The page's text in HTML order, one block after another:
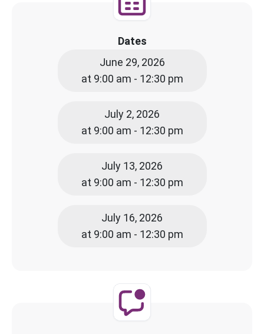
Dates
June 29, 2026
at 9:00 am - 12:30 pm
July 2, 2026
at 9:00 am - 12:30 pm
July 13, 2026
at 9:00 am - 12:30 pm
July 16, 2026
at 9:00 am - 12:30 pm